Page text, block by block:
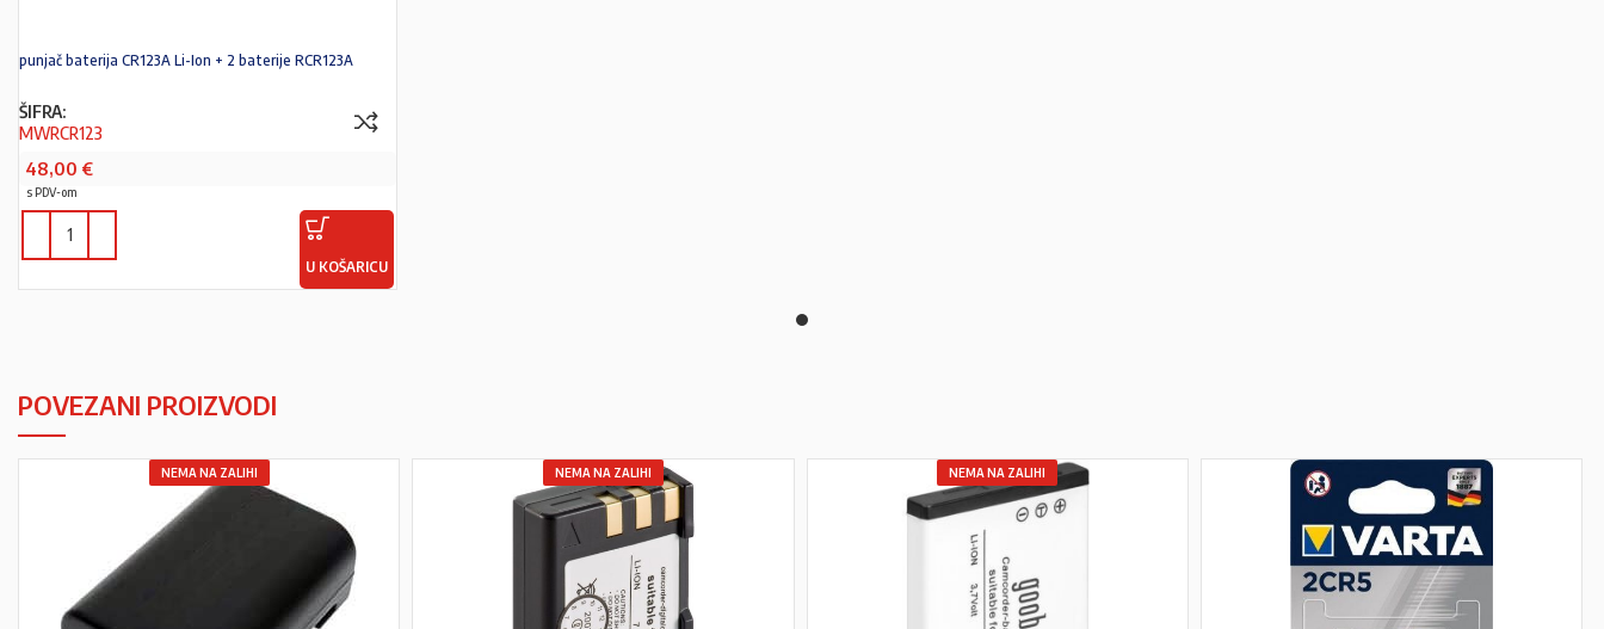
punjač baterija CR123A Li-Ion + 2 baterije RCR123A
ŠIFRA:
MWRCR123
48,00 €
s PDV-om
U KOŠARICU
POVEZANI PROIZVODI
NEMA NA ZALIHI NEMA NA ZALIHI NEMA NA ZALIHI